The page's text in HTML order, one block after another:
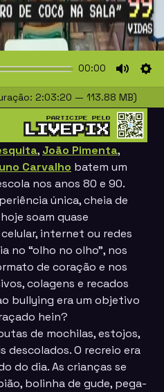
00:00
Mute
2:03:20 — 113.88 MB)
, João Pimenta,
Carvalho batem um
nos anos 80 e 90.
única, cheia de
soam quase
internet ou redes
no “olho no olho”, nos
de coração e nos
colagens e recados
bullying era um objetivo
hein?
de mochilas, estojos,
descolados. O recreio era
do dia. As crianças se
bolinha de gude, pega-